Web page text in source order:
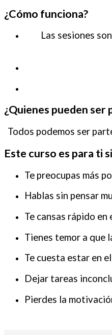
¿Cómo funciona?
Las sesiones
¿Quienes pueden ser
Todos podemos ser
Este curso es para ti
Te preocupas más
Hablas sin pensar
Te cansas rápido en
Tienes temor a que
Te cuesta estar en
Dejar tareas
Pierdes la